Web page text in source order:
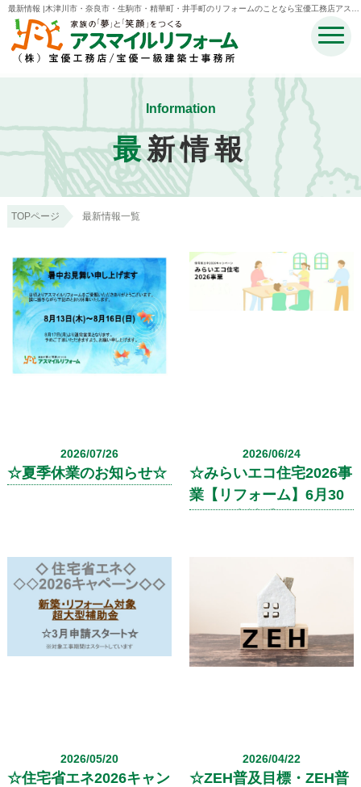
最新情報 |木津川市・奈良市・生駒市・精華町・井手町のリフォームのことなら宝優工務店アスマ
イルリフォーム
Information
最新情報
TOPページ 最新情報一覧
2026/07/26
☆夏季休業のお知らせ☆
2026/06/24
☆みらいエコ住宅2026事
業【リフォーム】6月30
2026/05/20
☆住宅省エネ2026キャン
2026/04/22
☆ZEH普及目標・ZEH普